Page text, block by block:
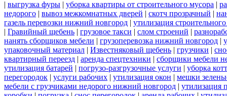
| выгрузка фуры | уборка квартиры от строительного мусора |
недорого | вывоз межкомнатных дверей | скотч прозрачный |
газель перевозки нижний новгород | утилизация
| Гравийный щебень | грузовое такси | слом строений |
нанять сборщиков мебели | грузоперевозка нижний новгород |
упаковочный материал | Известняковый щебень | грузчики |
квартирный переезд | аренда спецтехники | сборщики мебели
утилизация батарей | погрузо-разгрузочные услуги | уборка
перегородок | услуги рабочих | утилизация окон | мешки
мебели с грузчиками недорого нижний новгород | утилизация